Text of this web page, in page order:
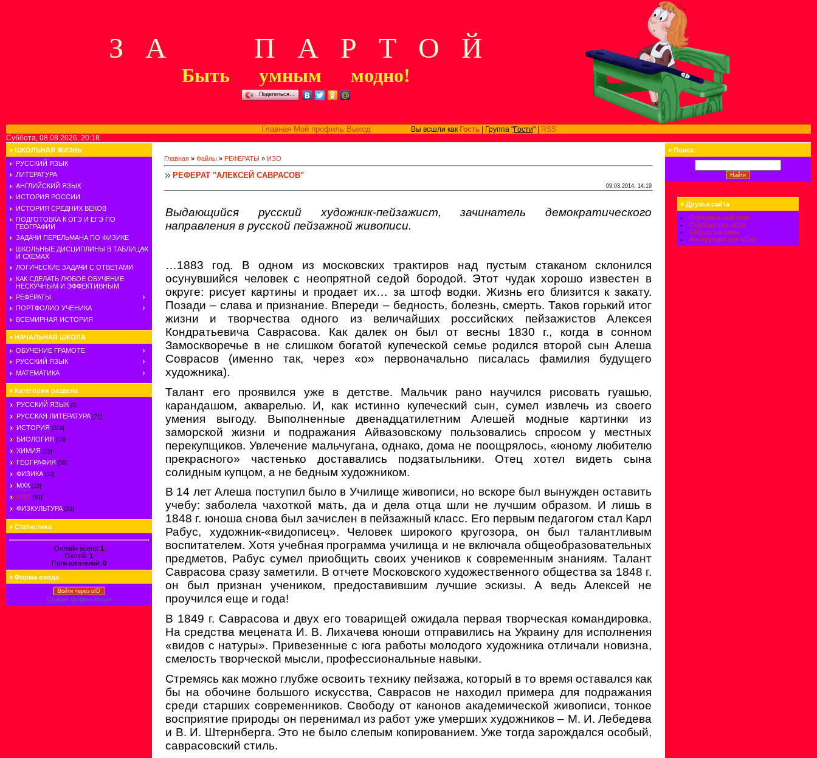
З А П А Р Т О Й
Быть умным модно!
Поделиться…
Главная Мой профиль ВыходВы вошли как Гость| Группа "Гости" |
RSS
Суббота, 08.08.2026, 20:18
» ШКОЛЬНАЯ ЖИЗНЬ
РУССКИЙ ЯЗЫК
ЛИТЕРАТУРА
АНГЛИЙСКИЙ ЯЗЫК
ИСТОРИЯ РОССИИ
ИСТОРИЯ СРЕДНИХ ВЕКОВ
ПОДГОТОВКА К ОГЭ И ЕГЭ ПО
ГЕОГРАФИИ
ЗАДАЧИ ПЕРЕЛЬМАНА ПО ФИЗИКЕ
ШКОЛЬНЫЕ ДИСЦИПЛИНЫ В ТАБЛИЦАХ
И СХЕМАХ
ЛОГИЧЕСКИЕ ЗАДАЧИ С ОТВЕТАМИ
КАК СДЕЛАТЬ ЛЮБОЕ ОБУЧЕНИЕ
НЕСКУЧНЫМ И ЭФФЕКТИВНЫМ
РЕФЕРАТЫ
ПОРТФОЛИО УЧЕНИКА
ВСЕМИРНАЯ ИСТОРИЯ
» НАЧАЛЬНАЯ ШКОЛА
ОБУЧЕНИЕ ГРАМОТЕ
РУССКИЙ ЯЗЫК
МАТЕМАТИКА
» Категории раздела
РУССКИЙ ЯЗЫК [5]
РУССКАЯ ЛИТЕРАТУРА [71]
ИСТОРИЯ [319]
БИОЛОГИЯ [13]
ХИМИЯ [15]
ГЕОГРАФИЯ [50]
ФИЗИКА [12]
МХК [19]
ИЗО [61]
ФИЗКУЛЬТУРА [23]
» Статистика
Онлайн всего: 1
Гостей: 1
Пользователей: 0
» Форма входа
Войти через uID
Старая форма входа
Главная » Файлы » РЕФЕРАТЫ » ИЗО
РЕФЕРАТ "АЛЕКСЕЙ САВРАСОВ"
09.03.2014, 14:19
Выдающийся русский художник-пейзажист, зачинатель демократического
направления в русской пейзажной живописи.
…1883 год. В одном из московских трактиров над пустым стаканом склонился
осунувшийся человек с неопрятной седой бородой. Этот чудак хорошо известен в
округе: рисует картины и продает их… за штоф водки. Жизнь его близится к закату.
Позади – слава и признание. Впереди – бедность, болезнь, смерть. Таков горький итог
жизни и творчества одного из величайших российских пейзажистов Алексея
Кондратьевича Саврасова. Как далек он был от весны 1830 г., когда в сонном
Замоскворечье в не слишком богатой купеческой семье родился второй сын Алеша
Соврасов (именно так, через «о» первоначально писалась фамилия будущего
художника).
Талант его проявился уже в детстве. Мальчик рано научился рисовать гуашью,
карандашом, акварелью. И, как истинно купеческий сын, сумел извлечь из своего
умения выгоду. Выполненные двенадцатилетним Алешей модные картинки из
заморской жизни и подражания Айвазовскому пользовались спросом у местных
перекупщиков. Увлечение мальчугана, однако, дома не поощрялось, «юному любителю
прекрасного» частенько доставались подзатыльники. Отец хотел видеть сына
солидным купцом, а не бедным художником.
В 14 лет Алеша поступил было в Училище живописи, но вскоре был вынужден оставить
учебу: заболела чахоткой мать, да и дела отца шли не лучшим образом. И лишь в
1848 г. юноша снова был зачислен в пейзажный класс. Его первым педагогом стал Карл
Рабус, художник-«видописец». Человек широкого кругозора, он был талантливым
воспитателем. Хотя учебная программа училища и не включала общеобразовательных
предметов, Рабус сумел приобщить своих учеников к современным знаниям. Талант
Саврасова сразу заметили. В отчете Московского художественного общества за 1848 г.
он был признан учеником, предоставившим лучшие эскизы. А ведь Алексей не
проучился еще и года!
В 1849 г. Саврасова и двух его товарищей ожидала первая творческая командировка.
На средства мецената И. В. Лихачева юноши отправились на Украину для исполнения
«видов с натуры». Привезенные с юга работы молодого художника отличали новизна,
смелость творческой мысли, профессиональные навыки.
Стремясь как можно глубже освоить технику пейзажа, который в то время оставался как
бы на обочине большого искусства, Саврасов не находил примера для подражания
среди старших современников. Свободу от канонов академической живописи, тонкое
восприятие природы он перенимал из работ уже умерших художников – М. И. Лебедева
и В. И. Штернберга. Это не было слепым копированием. Уже тогда зарождался особый,
саврасовский стиль.
» Поиск
» Друзья сайта
Официальный блог
Сообщество uCoz
FAQ по системе
Инструкции для uCoz